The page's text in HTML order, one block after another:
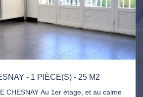
- 1 PIÈCE(S) - 25 M2
étage, et au calme